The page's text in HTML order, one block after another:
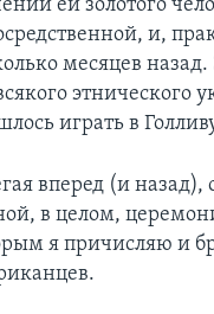
ей золотого
и,
месяцев
этнического
играть в
вперед (и
в целом,
я причисляю и